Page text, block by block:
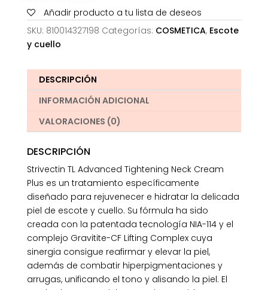
Añadir producto a tu lista de deseos
SKU: 810014327198 Categorías: COSMETICA, Escote
y cuello
DESCRIPCIÓN
INFORMACIÓN ADICIONAL
VALORACIONES (0)
DESCRIPCIÓN
Strivectin TL Advanced Tightening Neck Cream
Plus es un tratamiento específicamente
diseñado para rejuvenecer e hidratar la delicada
piel de escote y cuello. Su fórmula ha sido
creada con la patentada tecnología NIA-114 y el
complejo Gravitite-CF Lifting Complex cuya
sinergia consigue reafirmar y elevar la piel,
además de combatir hiperpigmentaciones y
arrugas, unificando el tono y alisando la piel. El